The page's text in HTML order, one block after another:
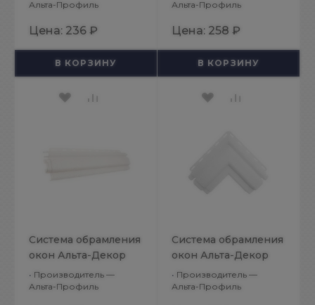
Угол доборного
Альта-Профиль
Цена: 236 ₽
В КОРЗИНУ
Планка отделочная
Альта-Профиль
Цена: 258 ₽
В КОРЗИНУ
Система обрамления
окон Альта-Декор
Классик
Белоснежный
• Производитель —
Альта-Профиль
Система обрамления
окон Альта-Декор
Классик
Белоснежный Угол
• Производитель —
Альта-Профиль